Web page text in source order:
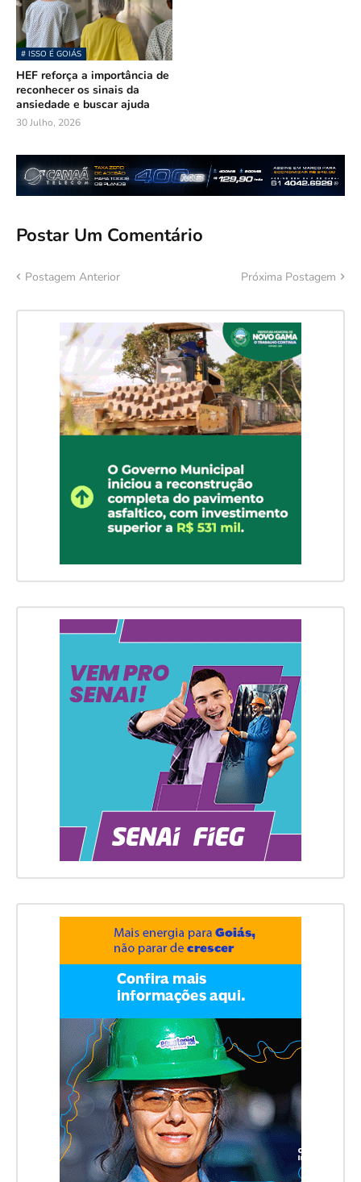
# ISSO É GOIÁS
HEF reforça a importância de
reconhecer os sinais da
ansiedade e buscar ajuda
30 Julho, 2026
Postar Um Comentário
Postagem Anterior Próxima Postagem